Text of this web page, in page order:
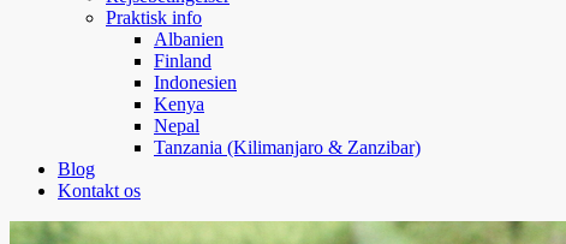
Praktisk info
Albanien
Finland
Indonesien
Kenya
Nepal
Tanzania (Kilimanjaro & Zanzibar)
Blog
Kontakt os